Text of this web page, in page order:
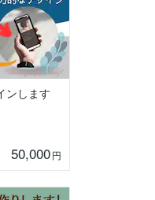
ンします
50,000円